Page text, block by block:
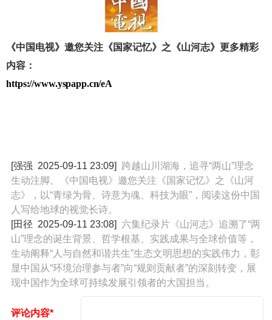
《中国电视》邀您关注《国家记忆》之《山河志》更多精彩
内容：
https://www.yspapp.cn/eA
[强强 2025-09-11 23:09] 跨越山川湖海，追寻“两山”理念
生动注脚。《中国电视》邀您关注《国家记忆》之《山河
志》，以“青绿为骨、诗意为魂、科技为眼”，阅读这份中国
人写给地球的视觉长诗。
[田径 2025-09-11 23:08] 六集纪录片《山河志》追溯了“两
山”理念的诞生背景、哲学根基、实践成果与全球价值等，
生动阐释“人与自然和谐共生”生态文明思想的实践伟力，彰
显中国从“环境治理参与者”向“规则贡献者”的深刻转变，展
现中国作为全球可持续发展引领者的大国担当。
评论内容*